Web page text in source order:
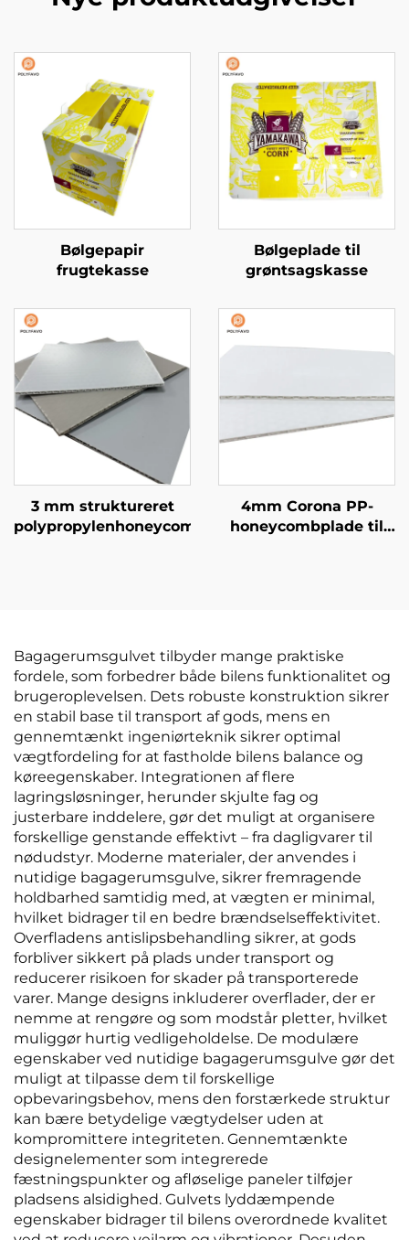
Bølgepapir
frugtekasse
Bølgeplade til
grøntsagskasse
3 mm struktureret
polypropylenhoneycombpanel
4mm Corona PP-
honeycombplade til
Bagagerumsgulvet tilbyder mange praktiske
fordele, som forbedrer både bilens funktionalitet og
brugeroplevelsen. Dets robuste konstruktion sikrer
en stabil base til transport af gods, mens en
gennemtænkt ingeniørteknik sikrer optimal
vægtfordeling for at fastholde bilens balance og
køreegenskaber. Integrationen af flere
lagringsløsninger, herunder skjulte fag og
justerbare inddelere, gør det muligt at organisere
forskellige genstande effektivt – fra dagligvarer til
nødudstyr. Moderne materialer, der anvendes i
nutidige bagagerumsgulve, sikrer fremragende
holdbarhed samtidig med, at vægten er minimal,
hvilket bidrager til en bedre brændselseffektivitet.
Overfladens antislipsbehandling sikrer, at gods
forbliver sikkert på plads under transport og
reducerer risikoen for skader på transporterede
varer. Mange designs inkluderer overflader, der er
nemme at rengøre og som modstår pletter, hvilket
muliggør hurtig vedligeholdelse. De modulære
egenskaber ved nutidige bagagerumsgulve gør det
muligt at tilpasse dem til forskellige
opbevaringsbehov, mens den forstærkede struktur
kan bære betydelige vægtydelser uden at
kompromittere integriteten. Gennemtænkte
designelementer som integrerede
fæstningspunkter og afløselige paneler tilføjer
pladsens alsidighed. Gulvets lyddæmpende
egenskaber bidrager til bilens overordnede kvalitet